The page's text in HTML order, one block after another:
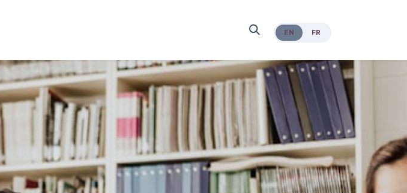
EN FR